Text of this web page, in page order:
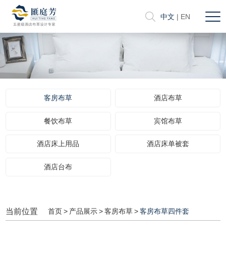
中文 | EN
客房布草 酒店布草
餐饮布草 宾馆布草
酒店床上用品 酒店床单被套
酒店台布
当前位置 首页 > 产品展示 > 客房布草 > 客房布草四件套